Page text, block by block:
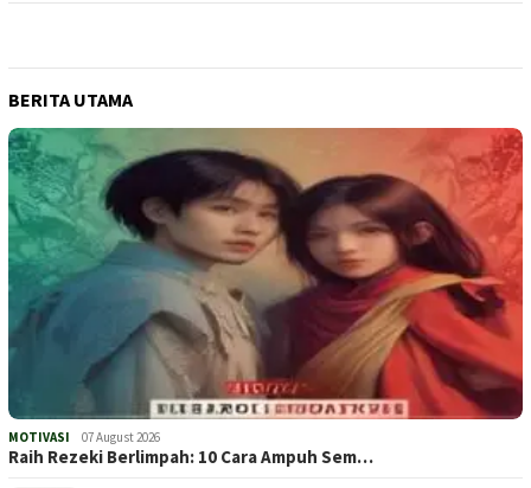
BERITA UTAMA
MOTIVASI 07 August 2026
Raih Rezeki Berlimpah: 10 Cara Ampuh Sem…